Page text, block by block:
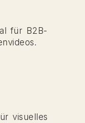
für B2B-
visuelles